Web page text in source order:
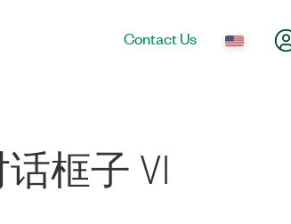
Contact Us
框子 VI